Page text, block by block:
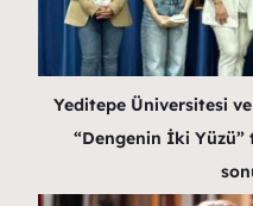
Yeditepe Üniversitesi
“Dengenin İki Yüzü”